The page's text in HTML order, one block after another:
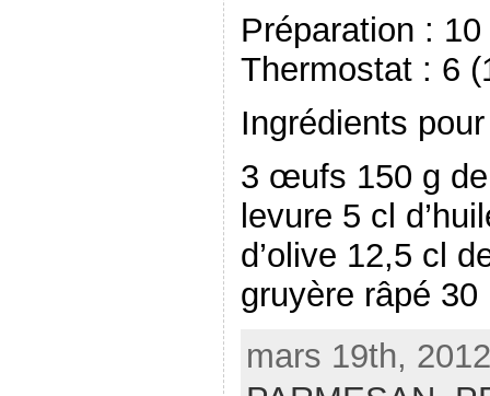
Préparation :
Thermostat : 6
Ingrédients
3 œufs 150 g
levure 5 cl
d’olive 12,5 cl
gruyère râpé
mars 19th,